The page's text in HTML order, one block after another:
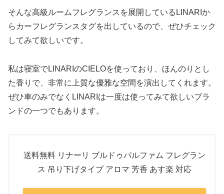
そんな高級ルームフレグランスを展開しているLINARIか
らカーフレグランスタグを出しているので、ぜひチェック
してみて欲しいです。
私は寝室でLINARIのCIELOを使っており、ほんのりとし
た香りで、非常に上質な優雅な空間を演出してくれます。
ぜひ車のみでなくLINARIは一度は使ってみて欲しいブラ
ンドの一つでもあります。
送料無料 リナーリ ブルドゥパルファム フレグラン
ス 吊り下げタイプ アロマ 芳香 あす楽 対応